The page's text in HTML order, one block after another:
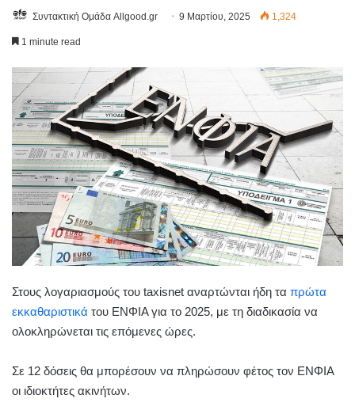
Συντακτική Ομάδα Allgood.gr 9 Μαρτίου, 2025 1,324
1 minute read
Στους λογαριασμούς του taxisnet αναρτώνται ήδη τα πρώτα
εκκαθαριστικά του ΕΝΦΙΑ για το 2025, με τη διαδικασία να
ολοκληρώνεται τις επόμενες ώρες.
Σε 12 δόσεις θα μπορέσουν να πληρώσουν φέτος τον ΕΝΦΙΑ
οι ιδιοκτήτες ακινήτων.